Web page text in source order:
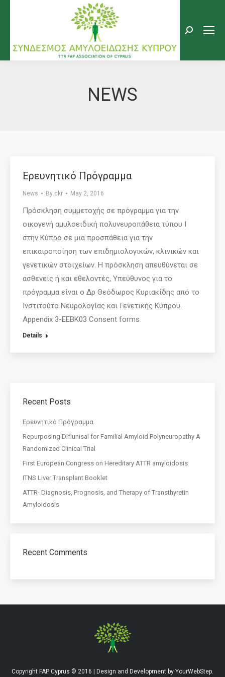
Search:
NEWS
Eρευνητικό Πρόγραμμα
News By ckr May 2, 2016
Πρόσκληση συμμετοχής σε πρόγραμμα για την
οικογενή αμυλοειδική πολυνευροπάθεια τύπου I
στην Κύπρο σε μια προσπάθεια για την
επικαιροποίηση των επιδημιολογικών, κλινικών και
γενετικών στοιχείων. Η πρόσκληση απευθύνεται σε
ασθενείς ή και εθελοντές, Υπεύθυνος για το
πρόγραμμα είναι ο Δρ Θεόδωρος Κυριακίδης από το
Ινστιτούτο Νευρολογίας και Γενετικής Κύπρου.
Appendix 3-EEBK03 Consent forms
Details
Recent Posts
Eρευνητικό Πρόγραμμα
Repurposing Diflunisal for Familial Amyloid Polyneuropathy A
Randomized Clinical Trial
First European Congress on Hereditary ATTR amyloidosis
ITNS Liver Transplant Booklet
ATTR- Diagnosis, Prognosis, and Therapy of Transthyretin
Amyloidosis
Recent Comments
Copyright FAP Cyprus © 2016 | Design and Development by YourWebStep.